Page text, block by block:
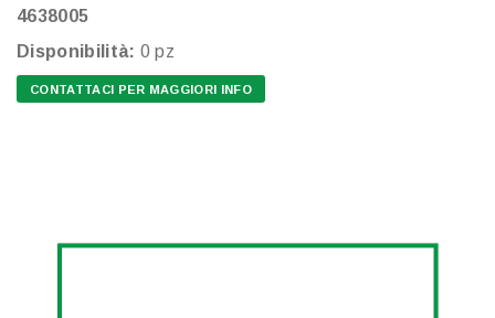
4638005
Disponibilità: 0 pz
CONTATTACI PER MAGGIORI INFO